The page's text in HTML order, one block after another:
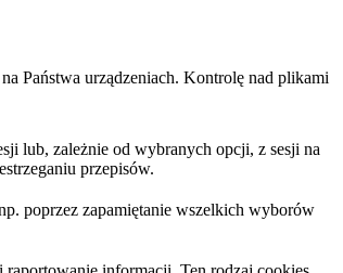
Państwa urządzeniach. Kontrolę nad plikami
lub, zależnie od wybranych opcji, z sesji na
przepisów.
poprzez zapamiętanie wszelkich wyborów